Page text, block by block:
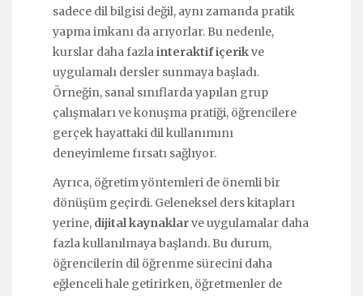
sadece dil bilgisi değil, aynı zamanda pratik
yapma imkanı da arıyorlar. Bu nedenle,
kurslar daha fazlainteraktif içerikve
uygulamalı dersler sunmaya başladı.
Örneğin, sanal sınıflarda yapılan grup
çalışmaları ve konuşma pratiği, öğrencilere
gerçek hayattaki dil kullanımını
deneyimleme fırsatı sağlıyor.
Ayrıca, öğretim yöntemleri de önemli bir
dönüşüm geçirdi. Geleneksel ders kitapları
yerine, dijital kaynaklarve uygulamalar daha
fazla kullanılmaya başlandı. Bu durum,
öğrencilerin dil öğrenme sürecini daha
eğlenceli hale getirirken, öğretmenler de